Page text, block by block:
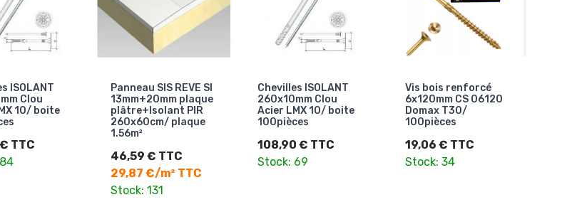
ISOLANT
Clou
10/ boite
TTC
Panneau SIS REVE SI
13mm+20mm plaque
plâtre+Isolant PIR
260x60cm/ plaque
1.56m²
46,59 € TTC
29,87 €/m² TTC
Stock: 131
Chevilles ISOLANT
260x10mm Clou
Acier LMX 10/ boite
100pièces
108,90 € TTC
Stock: 69
Vis bois renforcé
6x120mm CS 06120
Domax T30/
100pièces
19,06 € TTC
Stock: 34